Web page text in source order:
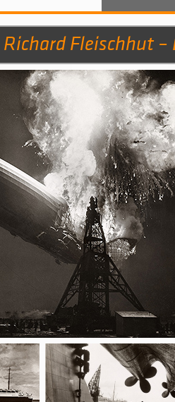
Richard Fleischhut